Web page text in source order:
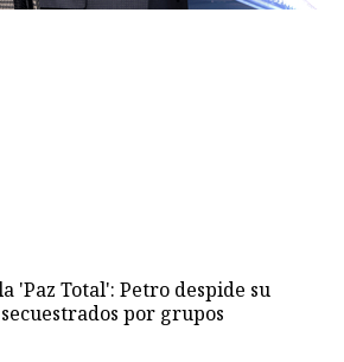
'Paz Total': Petro despide su
por grupos